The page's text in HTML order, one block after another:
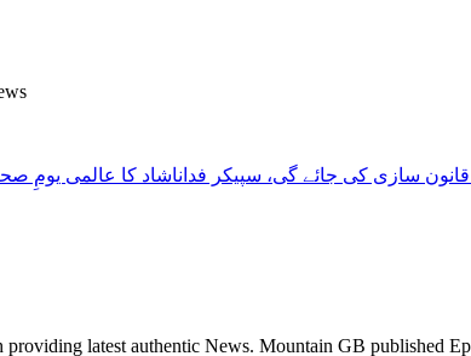
سازی کی جائے گی، سپیکر فداناشاد کا عالمی
latest authentic News. Mountain GB published